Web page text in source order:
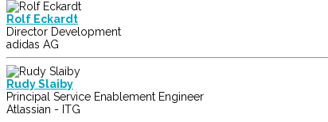
Rolf Eckardt
Director Development
adidas AG
Rudy Slaiby
Principal Service Enablement Engineer
Atlassian - ITG